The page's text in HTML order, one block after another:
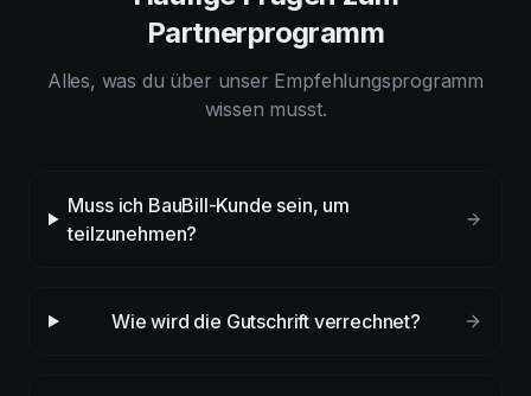
Partnerprogramm
Alles, was du über unser Empfehlungsprogramm
wissen musst.
Muss ich BauBill-Kunde sein, um
teilzunehmen?
Wie wird die Gutschrift verrechnet?